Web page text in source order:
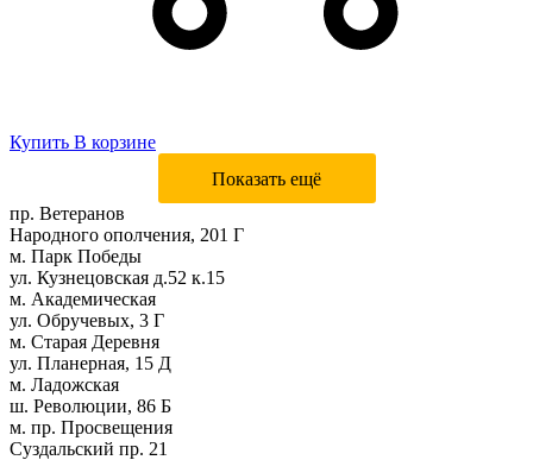
Купить В корзине
Показать ещё
пр. Ветеранов
Народного ополчения, 201 Г
м. Парк Победы
ул. Кузнецовская д.52 к.15
м. Академическая
ул. Обручевых, 3 Г
м. Старая Деревня
ул. Планерная, 15 Д
м. Ладожская
ш. Революции, 86 Б
м. пр. Просвещения
Суздальский пр. 21